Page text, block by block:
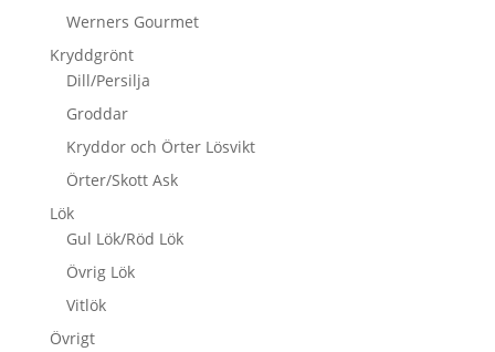
Werners Gourmet
Kryddgrönt
Dill/Persilja
Groddar
Kryddor och Örter Lösvikt
Örter/Skott Ask
Lök
Gul Lök/Röd Lök
Övrig Lök
Vitlök
Övrigt